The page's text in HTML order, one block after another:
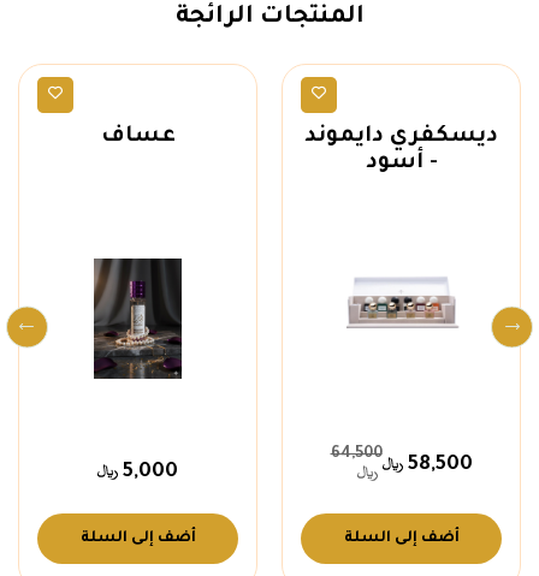
المنتجات الرائجة
ديسكفري دايموند
- أسود
58,500
64,500
أضف إلى السلة
عساف
5,000
أضف إلى السلة